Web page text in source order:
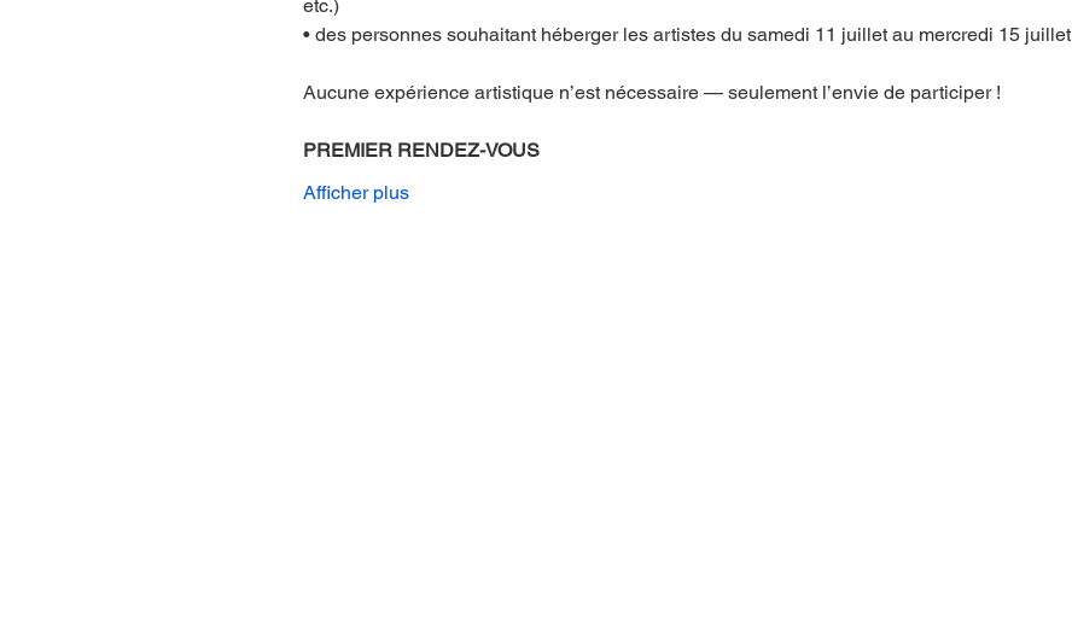
etc.)
• des personnes souhaitant héberger les artistes du samedi 11 juillet au mercredi 15 juillet
Aucune expérience artistique n’est nécessaire — seulement l’envie de participer !
PREMIER RENDEZ-VOUS
Afficher plus